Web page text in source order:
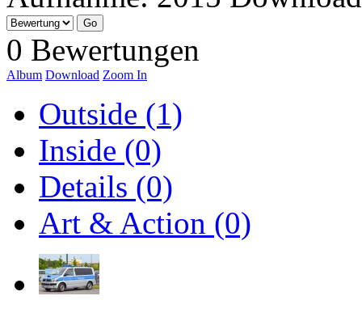
0 Bewertungen
Album Download Zoom In
Outside (1)
Inside (0)
Details (0)
Art & Action (0)